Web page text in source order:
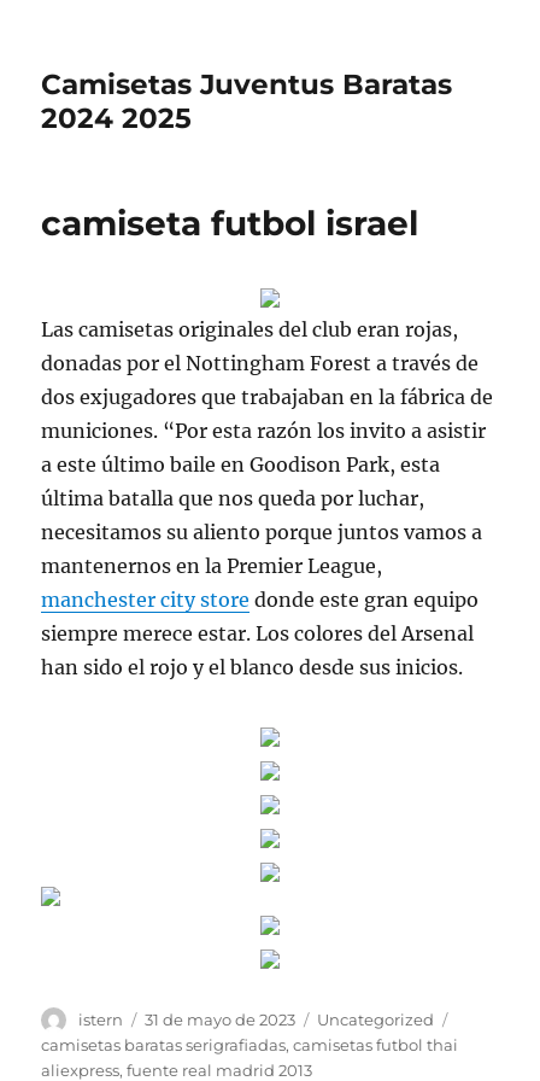
Camisetas Juventus Baratas
2024 2025
camiseta futbol israel
Las camisetas originales del club eran rojas,
donadas por el Nottingham Forest a través de
dos exjugadores que trabajaban en la fábrica de
municiones. “Por esta razón los invito a asistir
a este último baile en Goodison Park, esta
última batalla que nos queda por luchar,
necesitamos su aliento porque juntos vamos a
mantenernos en la Premier League,
manchester city store donde este gran equipo
siempre merece estar. Los colores del Arsenal
han sido el rojo y el blanco desde sus inicios.
Autor
istern
Publicado
el
31 de mayo de 2023 Categorías
Uncategorized
camisetas baratas serigrafiadas,camisetas futbol thai
aliexpress,fuente real madrid 2013